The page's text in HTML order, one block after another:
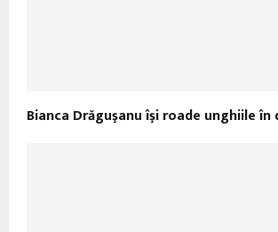
Bianca Drăguşanu îşi roade unghiile